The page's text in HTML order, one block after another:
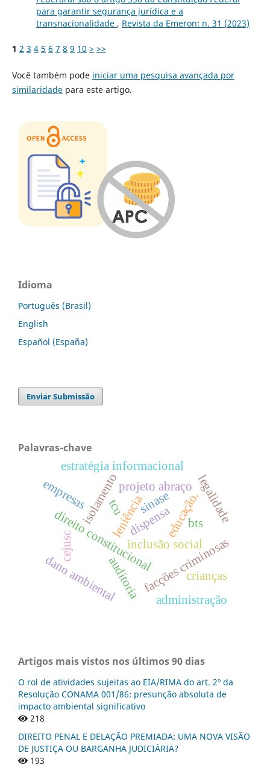
para garantir segurança jurídica e a
transnacionalidade , Revista da Emeron: n. 31 (2023)
1 2 3 4 5 6 7 8 9 10 > >>
Você também pode iniciar uma pesquisa avançada por
similaridadepara este artigo.
Idioma
Português (Brasil)
English
Español (España)
Enviar Submissão
Palavras-chave
direito constitucional
isolamento
inclusão social
educação.
projeto abraço
cejusc facções criminosas
crianças
sinase
estratégia informacional
dano ambiental
bts
administração
dispensa legalidade
auditoria
leniência
empresas tcu
Artigos mais vistos nos últimos 90 dias
O rol de atividades sujeitas ao EIA/RIMA do art. 2º da
Resolução CONAMA 001/86: presunção absoluta de
impacto ambiental significativo
218
DIREITO PENAL E DELAÇÃO PREMIADA: UMA NOVA VISÃO
DE JUSTIÇA OU BARGANHA JUDICIÁRIA?
193